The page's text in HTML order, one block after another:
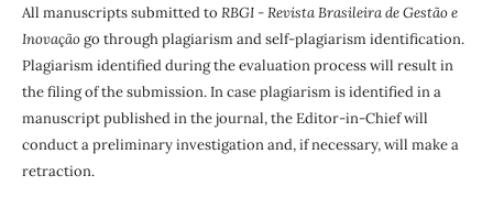
All manuscripts submitted to RBGI - Revista Brasileira de Gestão e
Inovaçãogo through plagiarism and self-plagiarism identification.
Plagiarism identified during the evaluation process will result in
the filing of the submission. In case plagiarism is identified in a
manuscript published in the journal, the Editor-in-Chief will
conduct a preliminary investigation and, if necessary, will make a
retraction.